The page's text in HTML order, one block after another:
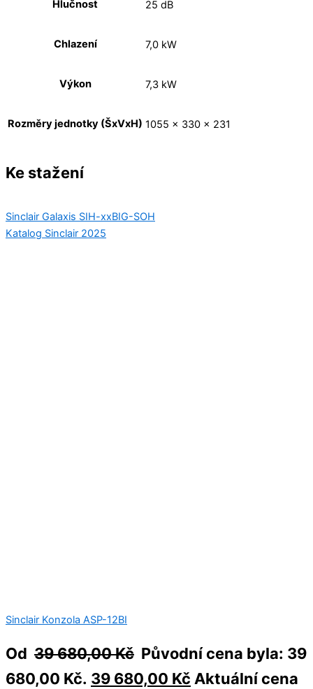
Hlučnost 25 dB
Chlazení 7,0 kW
Výkon 7,3 kW
Rozměry jednotky (ŠxVxH) 1055 x 330 × 231
Ke stažení
Sinclair Galaxis SIH-xxBIG-SOH
Katalog Sinclair 2025
Sinclair Konzola ASP-12BI
Od 39 680,00Kč Původní cena byla: 39
680,00 Kč. 39 680,00 Kč Aktuální cena